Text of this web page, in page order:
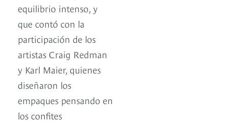
equilibrio intenso, y
que contó con la
participación de los
artistas Craig Redman
y Karl Maier, quienes
diseñaron los
empaques pensando en
los confites